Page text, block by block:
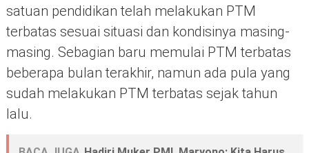
satuan pendidikan telah melakukan PTM
terbatas sesuai situasi dan kondisinya masing-
masing. Sebagian baru memulai PTM terbatas
beberapa bulan terakhir, namun ada pula yang
sudah melakukan PTM terbatas sejak tahun
lalu.